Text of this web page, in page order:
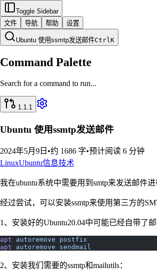
Toggle Sidebar
文件
导航 帮助 设置
Ubuntu 使用ssmtp发送邮件CtrlK
Command Palette
Search for a command to run...
1.1.1
Ubuntu 使用ssmtp发送邮件
2024年5月9日 •约 1686 字•预计阅读 6 分钟
LinuxUbuntu信息技术
我在ubuntu系统中需要用到smtp来发送邮件
经过尝试，可以安装ssmtp来使用第三方的
1、安装好的Ubuntu20.04中可能已经自带了
apt autoremove postfix
apt autoremove sendmail
2、安装我们需要的ssmtp和mailutils：